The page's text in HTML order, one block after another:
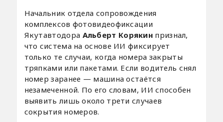
Начальник отдела сопровождения
комплексов фотовидеофиксации
Якутавтодора Альберт Корякин признал,
что система на основе ИИ фиксирует
только те случаи, когда номера закрыты
тряпками или пакетами. Если водитель снял
номер заранее — машина остаётся
незамеченной. По его словам, ИИ способен
выявить лишь около трети случаев
сокрытия номеров.